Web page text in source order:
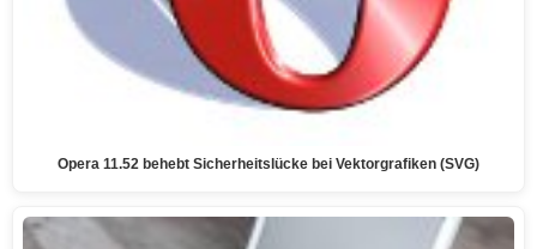
Opera 11.52 behebt Sicherheitslücke bei Vektorgrafiken (SVG)